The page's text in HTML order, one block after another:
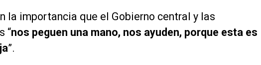
la importancia que el Gobierno central y las
“nos peguen una mano, nos ayuden, porque esta es
”.